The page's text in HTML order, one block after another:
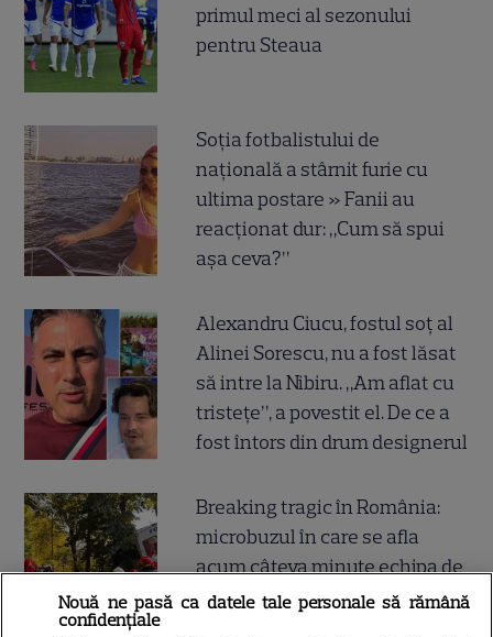
primul meci al sezonului
pentru Steaua
Soția fotbalistului de
națională a stârnit furie cu
ultima postare » Fanii au
reacționat dur: „Cum să spui
așa ceva?”
Alexandru Ciucu, fostul soț al
Alinei Sorescu, nu a fost lăsat
să intre la Nibiru. „Am aflat cu
tristețe”, a povestit el. De ce a
fost întors din drum designerul
Breaking tragic în România:
microbuzul în care se afla
acum câteva minute echipa de
fotbal din București, accident
Nouă ne pasă ca datele tale personale să rămână
confidențiale